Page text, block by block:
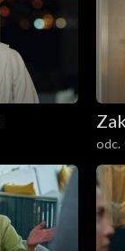
odc.